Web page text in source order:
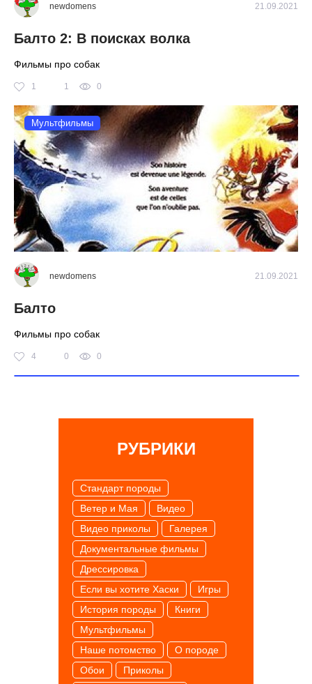
newdomens 21.09.2021
Балто 2: В поисках волка
Фильмы про собак
1 1 0
Мультфильмы
newdomens 21.09.2021
Балто
Фильмы про собак
4 0 0
РУБРИКИ
Cтандарт породы
Ветер и Мая
Видео
Видео приколы
Галерея
Документальные фильмы
Дрессировка
Если вы хотите Хаски
Игры
История породы
Книги
Мультфильмы
Наше потомство
О породе
Обои
Приколы